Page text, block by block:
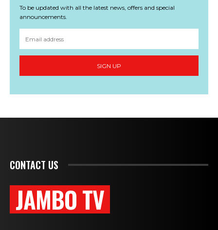
To be updated with all the latest news, offers and special
announcements.
SIGN UP
CONTACT US
JAMBO TV